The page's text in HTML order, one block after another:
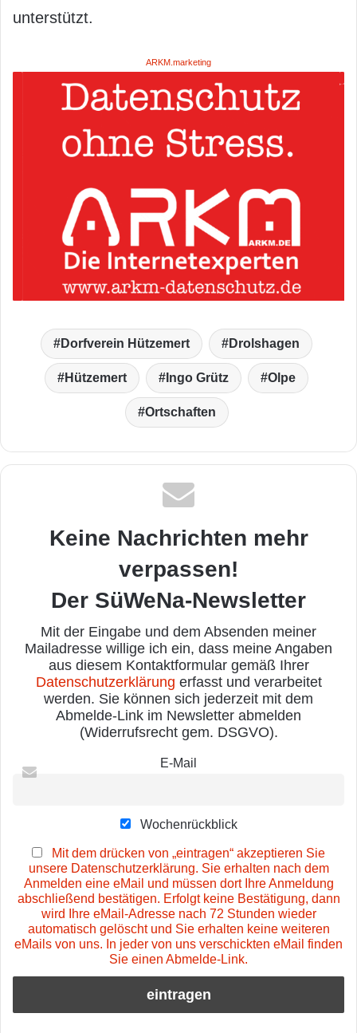
unterstützt.
ARKM.marketing
Dorfverein Hützemert Drolshagen
Hützemert Ingo Grütz Olpe
Ortschaften
Keine Nachrichten mehr
verpassen!
Der SüWeNa-Newsletter
Mit der Eingabe und dem Absenden meiner
Mailadresse willige ich ein, dass meine Angaben
aus diesem Kontaktformular gemäß Ihrer
Datenschutzerklärung erfasst und verarbeitet
werden. Sie können sich jederzeit mit dem
Abmelde-Link im Newsletter abmelden
(Widerrufsrecht gem. DSGVO).
E-Mail
Wochenrückblick
Mit dem drücken von „eintragen“ akzeptieren Sie
unsere Datenschutzerklärung. Sie erhalten nach dem
Anmelden eine eMail und müssen dort Ihre Anmeldung
abschließend bestätigen. Erfolgt keine Bestätigung, dann
wird Ihre eMail-Adresse nach 72 Stunden wieder
automatisch gelöscht und Sie erhalten keine weiteren
eMails von uns. In jeder von uns verschickten eMail finden
Sie einen Abmelde-Link.